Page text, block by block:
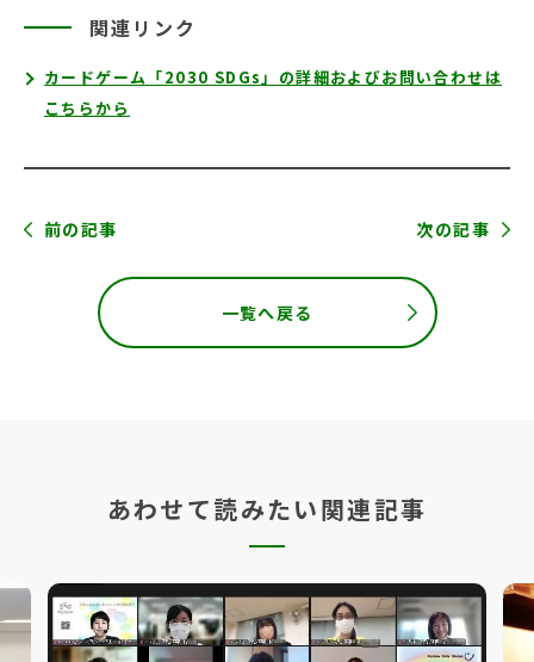
関連リンク
カードゲーム「2030 SDGs」の詳細およびお問い合わせは
こちらから
前の記事 次の記事
一覧へ戻る
あわせて読みたい関連記事